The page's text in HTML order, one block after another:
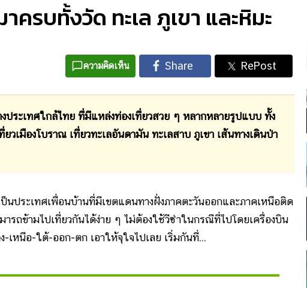
ครบทั้งวัด ทะเล ภูเขา และหิมะ
ความคิดเห็น
ะเทศใกล้ไทย ที่มีแหล่งท่องเที่ยวสวย ๆ หลากหลายรูปแบบ ทั้ง
วเมืองโบราณ เที่ยวทะเลอันดามัน ทะเลสาบ ภูเขา เส้นทางเดินป่า
ป็นประเทศเพื่อนบ้านที่มีเขตแดนทางฝั่งภาคตะวันออกและภาคเหนือติด
ารถข้ามไปเที่ยวกันได้ง่าย ๆ ไม่ต้องใช้วีซ่าในกรณีที่ไปโดยเครื่องบิน
-เหนือ-ใต้-ออก-ตก เอาให้จุใจไปเลย เริ่มกันที่...